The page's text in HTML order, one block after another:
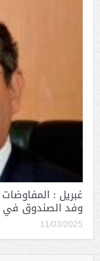
غبريل :
وفد الصندوق في
11/03/2025